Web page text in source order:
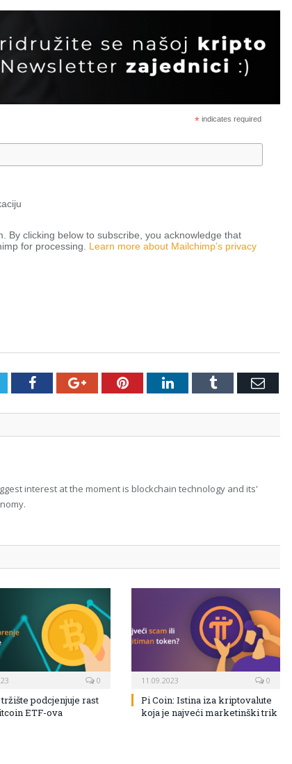
*indicates required
By clicking below to subscribe, you acknowledge that
for processing. Learn more about Mailchimp’s privacy
FacebookGoogle+PinterestLinkedInTumblr Email
interest at the moment is blockchain technology and its'
0
podcjenjuje rast
ETF-ova
11.09.2023 0
Pi Coin: Istina iza kriptovalute
koja je najveći marketinški trik